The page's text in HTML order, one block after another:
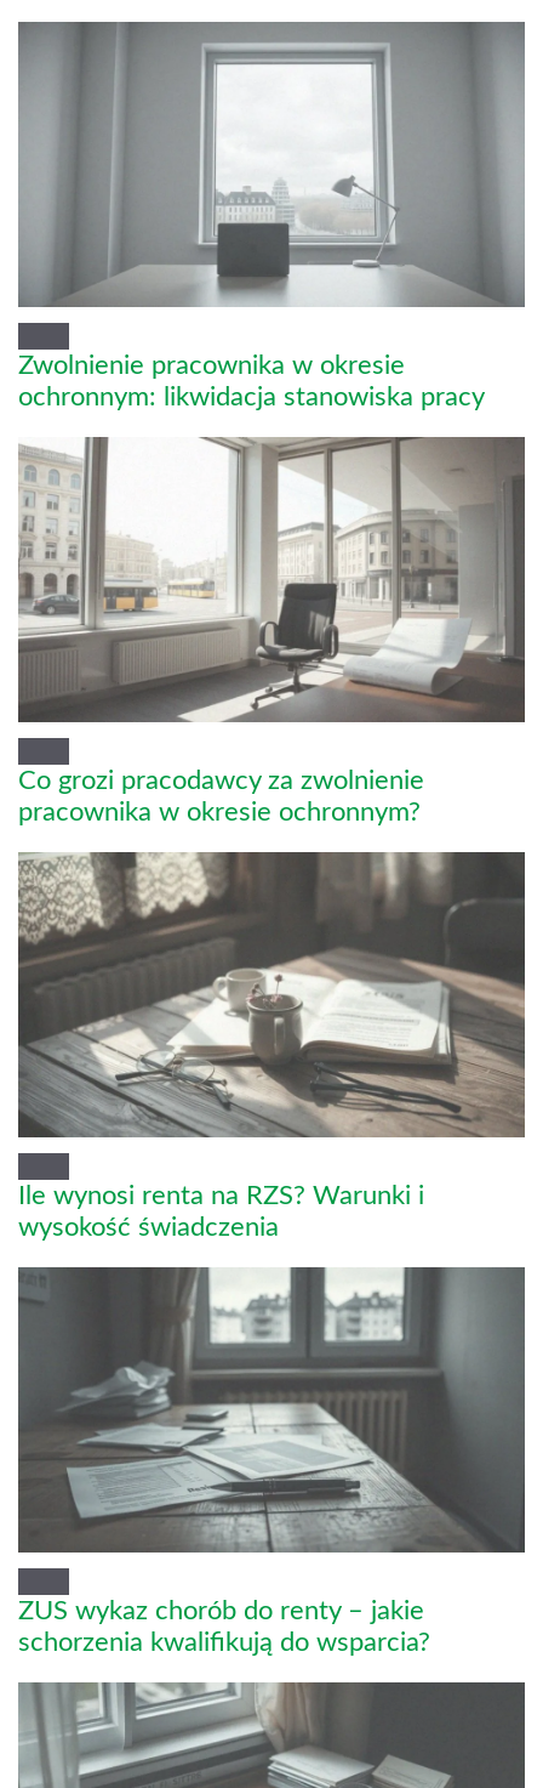
Zwolnienie pracownika w okresie
ochronnym: likwidacja stanowiska pracy
Co grozi pracodawcy za zwolnienie
pracownika w okresie ochronnym?
Ile wynosi renta na RZS? Warunki i
wysokość świadczenia
ZUS wykaz chorób do renty – jakie
schorzenia kwalifikują do wsparcia?